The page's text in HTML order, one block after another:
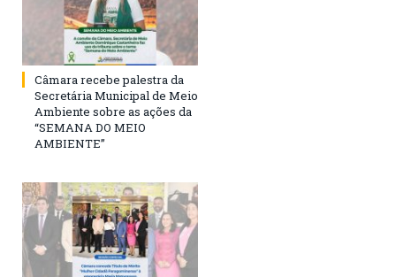
Câmara recebe palestra da
Secretária Municipal de Meio
Ambiente sobre as ações da
“SEMANA DO MEIO
AMBIENTE”